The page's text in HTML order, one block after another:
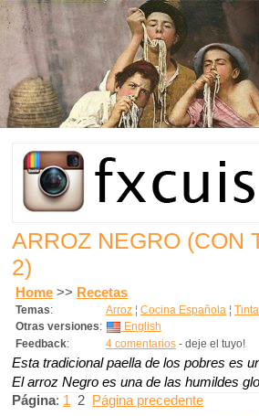
ARROZ NEGRO (CON
2)
Home >> Recetas
Temas: Arroz ¦ Cocina Española ¦
Otras versiones:
English
Feedback: 4 comentarios - deje el tuyo!
Esta tradicional paella de los pobres es
El arroz Negro es una de las humildes
Página: 1 2 Página precedente